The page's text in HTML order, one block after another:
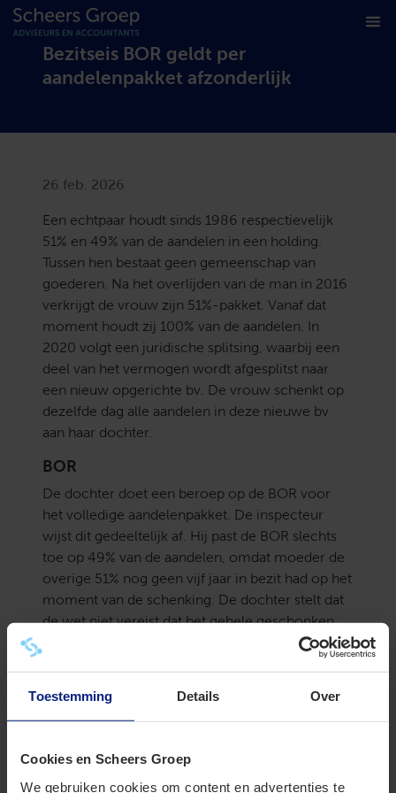
Toestemming Details Over
Cookies en Scheers Groep
We gebruiken cookies om content en advertenties te
Bezitseis BOR geldt per
aandelenpakket afzonderlijk
26 feb. 2026
Een echtpaar houdt sinds 1986 respectievelijk
51% en 49% van de aandelen in een holding.
Tussen hen bestaat geen gemeenschap van
goederen. Na het overlijden van de man in 2016
verkrijgt de vrouw zijn 51%-pakket. Vanaf dat
moment houdt zij 100% van de aandelen. In
2020 volgt een juridische splitsing, waarbij een
deel van het vermogen wordt afgesplitst naar
een nieuw opgerichte bv. De vrouw schenkt op
dezelfde dag alle aandelen in deze nieuwe bv
aan haar dochter.
BOR
De dochter doet een beroep op de BOR voor
het volledige aandelenpakket. De inspecteur
wijst dit gedeeltelijk af. Hij past de BOR slechts
toe op 49% van de aandelen, omdat moeder de
overige 51% nog geen vijf jaar in bezit had op het
moment van de schenking. De dochter stelt dat
de wet niet vereist dat het gehele geschonken
pakket vijf jaar in bezit moet zijn geweest.
immers krachtens erfrecht van vader, die de
Bezitseis
Het hof oordeelt dat de tekst van de wet duidelijk